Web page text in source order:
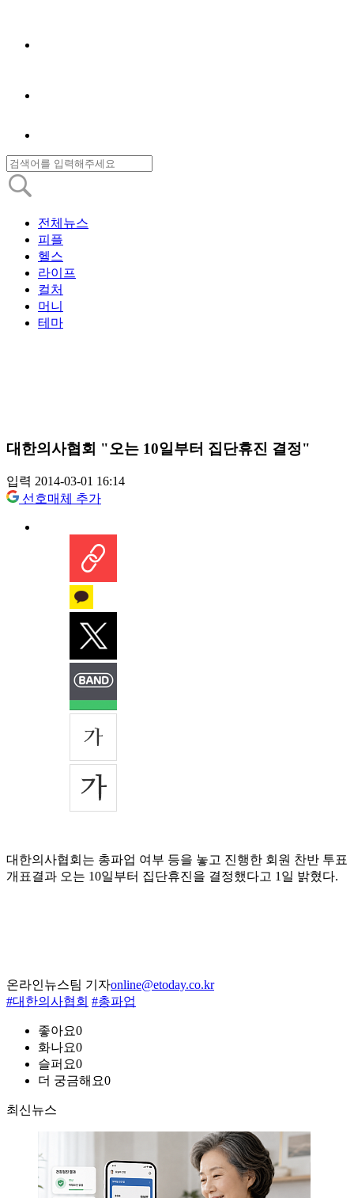
전체뉴스
피플
헬스
라이프
컬처
머니
테마
대한의사협회 "오는 10일부터 집단휴진 결정"
입력 2014-03-01 16:14
선호매체 추가
대한의사협회는 총파업 여부 등을 놓고 진행한 회원 찬반 투표
개표결과 오는 10일부터 집단휴진을 결정했다고 1일 밝혔다.
온라인뉴스팀 기자online@etoday.co.kr
#대한의사협회 #총파업
좋아요0
화나요0
슬퍼요0
더 궁금해요0
최신뉴스